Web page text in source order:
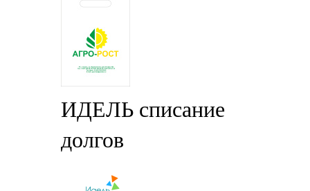
ИДЕЛЬ списание
долгов